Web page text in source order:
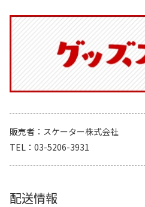
販売者
スケーター株式会社
TEL
03-5206-3931
配送情報